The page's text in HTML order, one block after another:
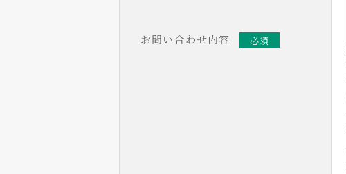
お問い合わせ内容 必須